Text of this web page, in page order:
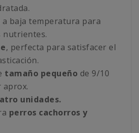
a baja temperatura para
nutrientes.
, perfecta para satisfacer el
tamaño pequeño de 9/10
aprox.
unidades.
perros cachorros y